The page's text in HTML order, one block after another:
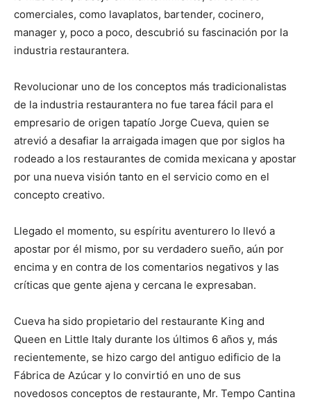
comerciales, como lavaplatos, bartender, cocinero,
manager y, poco a poco, descubrió su fascinación por la
industria restaurantera.
Revolucionar uno de los conceptos más tradicionalistas
de la industria restaurantera no fue tarea fácil para el
empresario de origen tapatío Jorge Cueva, quien se
atrevió a desafiar la arraigada imagen que por siglos ha
rodeado a los restaurantes de comida mexicana y apostar
por una nueva visión tanto en el servicio como en el
concepto creativo.
Llegado el momento, su espíritu aventurero lo llevó a
apostar por él mismo, por su verdadero sueño, aún por
encima y en contra de los comentarios negativos y las
críticas que gente ajena y cercana le expresaban.
Cueva ha sido propietario del restaurante King and
Queen en Little Italy durante los últimos 6 años y, más
recientemente, se hizo cargo del antiguo edificio de la
Fábrica de Azúcar y lo convirtió en uno de sus
novedosos conceptos de restaurante, Mr. Tempo Cantina